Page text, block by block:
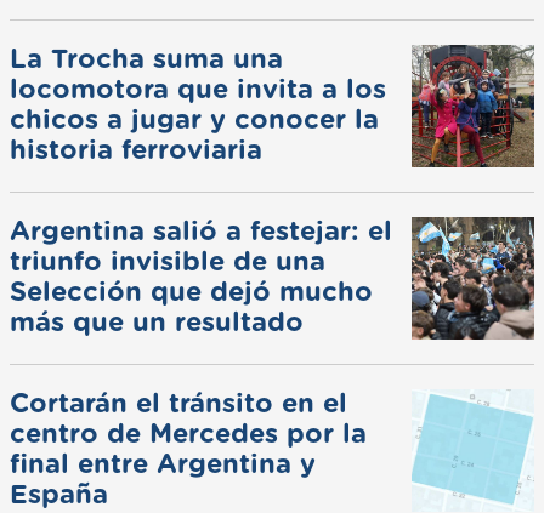
La Trocha suma una
locomotora que invita a los
chicos a jugar y conocer la
historia ferroviaria
Argentina salió a festejar: el
triunfo invisible de una
Selección que dejó mucho
más que un resultado
Cortarán el tránsito en el
centro de Mercedes por la
final entre Argentina y
España